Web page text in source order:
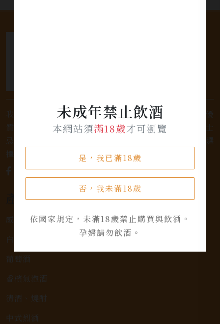
未成年禁止飲酒
本網站須滿18歲才可瀏覽
是，我已滿18歲
否，我未滿18歲
依國家規定，未滿18歲禁止購買與飲酒。
孕婦請勿飲酒。
我們是專業銷售威士忌及各式酒類的店家，為您提供優
質的選擇和卓越的服務。不論您是熱愛品味經典的威士
忌，或者尋求一款特殊的葡萄酒，我們都有廣泛的選
擇，滿足您的個人口味和喜好。
產品類別
威士忌
白蘭地
葡萄酒
香檳氣泡酒
清酒、燒酎
中式烈酒